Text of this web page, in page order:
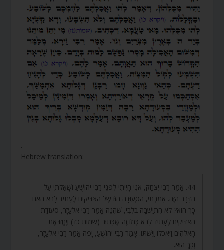
.
Hebrew translation:
44. אָמַר רַבִּי יִצְחָק, אֲנִי הָיִיתִי לִפְנֵי רַבִּי יְהוֹשֻׁעַ וְשָׁאַלְתִּי עַל
הַדָּבָר הַזֶּה. אָמַרְתִּי, הַסְּעוּדָה הַזּוֹ שֶׁל הַצַּדִּיקִים לֶעָתִיד לָבֹא הַאִם
כָּךְ הוּא? לֹא הִתְיַשְּׁבָה בְּלִבִּי, שֶׁהִנֵּה אָמַר רַבִּי אֶלְעָזָר, סְעוּדַת
הַצַּדִּיקִים לֶעָתִיד לָבֹא כְּמוֹ זֶה שֶׁכָּתוּב (שמות כד) וַיֶּחֱזוּ אֶת
הָאֱלֹהִים וַיֹּאכְלוּ וַיִּשְׁתּוּ. אָמַר רַבִּי יְהוֹשֻׁעַ, יָפֶה אָמַר רַבִּי אֶלְעָזָר,
וְכָךְ הוּא.